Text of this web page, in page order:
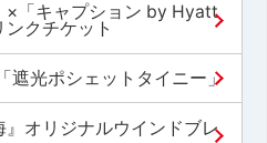
×「キャプション by Hyatt
クチケット
遮光ポシェットタイニー」
オリジナルウインドブレ